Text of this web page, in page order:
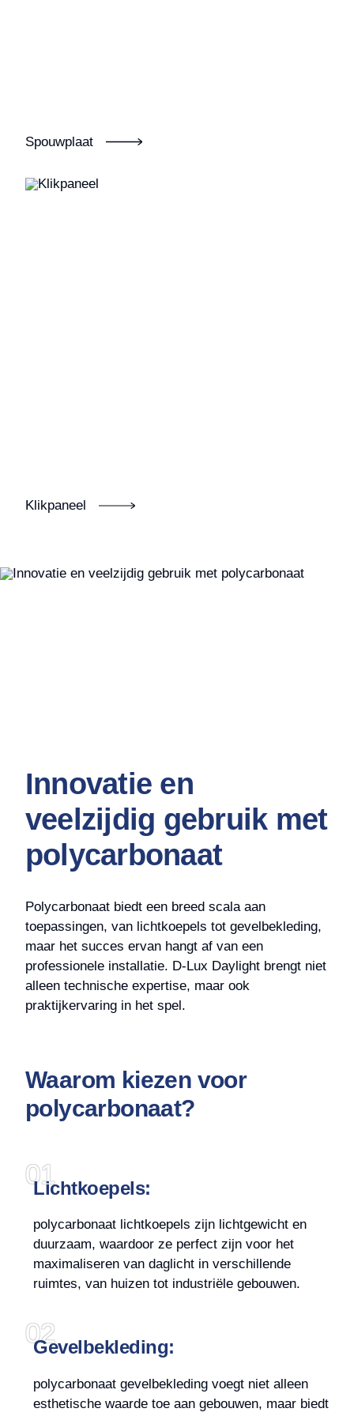
Spouwplaat
Klikpaneel
Innovatie en
veelzijdig gebruik met
polycarbonaat
Polycarbonaat biedt een breed scala aan
toepassingen, van lichtkoepels tot gevelbekleding,
maar het succes ervan hangt af van een
professionele installatie. D-Lux Daylight brengt niet
alleen technische expertise, maar ook
praktijkervaring in het spel.
Waarom kiezen voor
polycarbonaat?
01
Lichtkoepels:
polycarbonaat lichtkoepels zijn lichtgewicht en
duurzaam, waardoor ze perfect zijn voor het
maximaliseren van daglicht in verschillende
ruimtes, van huizen tot industriële gebouwen.
02
Gevelbekleding:
polycarbonaat gevelbekleding voegt niet alleen
esthetische waarde toe aan gebouwen, maar biedt